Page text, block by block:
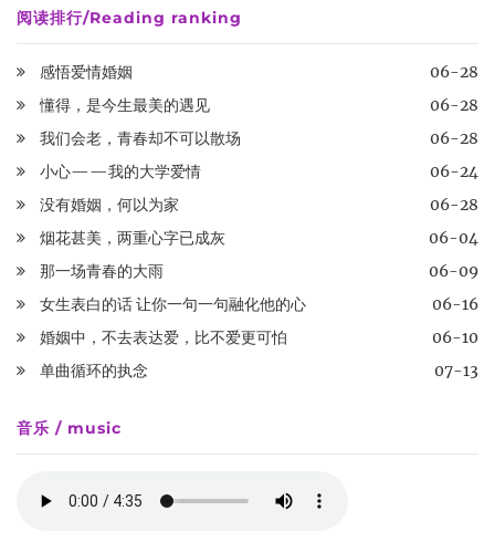
阅读排行/Reading ranking
感悟爱情婚姻
06-28
懂得，是今生最美的遇见
06-28
我们会老，青春却不可以散场
06-28
小心——我的大学爱情
06-24
没有婚姻，何以为家
06-28
烟花甚美，两重心字已成灰
06-04
那一场青春的大雨
06-09
女生表白的话 让你一句一句融化他的心
06-16
婚姻中，不去表达爱，比不爱更可怕
06-10
单曲循环的执念
07-13
音乐 / music